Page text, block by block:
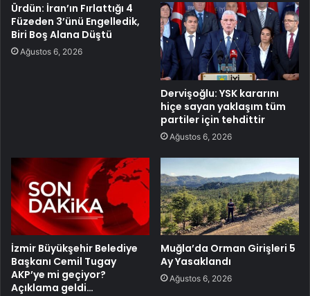
Ürdün: İran’ın Fırlattığı 4
Füzeden 3’ünü Engelledik,
Biri Boş Alana Düştü
Ağustos 6, 2026
Dervişoğlu: YSK kararını
hiçe sayan yaklaşım tüm
partiler için tehdittir
Ağustos 6, 2026
İzmir Büyükşehir Belediye
Başkanı Cemil Tugay
AKP’ye mi geçiyor?
Açıklama geldi…
Muğla’da Orman Girişleri 5
Ay Yasaklandı
Ağustos 6, 2026